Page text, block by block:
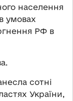
населення
умовах
РФ в
сотні
України,